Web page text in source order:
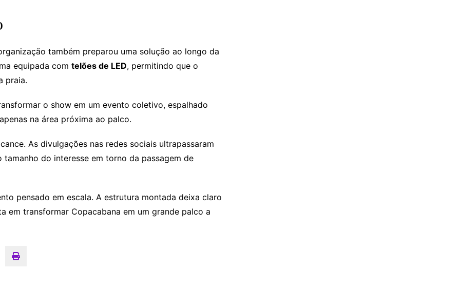
também preparou uma solução ao longo da
equipada com telões de LED, permitindo que o
praia.
o show em um evento coletivo, espalhado
na área próxima ao palco.
As divulgações nas redes sociais ultrapassaram
do interesse em torno da passagem de
pensado em escala. A estrutura montada deixa claro
em transformar Copacabana em um grande palco a